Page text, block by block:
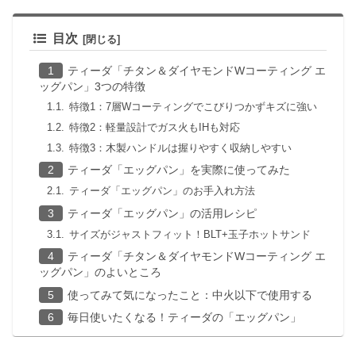
目次
ティーダ「チタン＆ダイヤモンドWコーティング エ
ッグパン」3つの特徴
特徴1：7層Wコーティングでこびりつかずキズに強い
特徴2：軽量設計でガス火もIHも対応
特徴3：木製ハンドルは握りやすく収納しやすい
ティーダ「エッグパン」を実際に使ってみた
ティーダ「エッグパン」のお手入れ方法
ティーダ「エッグパン」の活用レシピ
サイズがジャストフィット！BLT+玉子ホットサンド
ティーダ「チタン＆ダイヤモンドWコーティング エ
ッグパン」のよいところ
使ってみて気になったこと：中火以下で使用する
毎日使いたくなる！ティーダの「エッグパン」